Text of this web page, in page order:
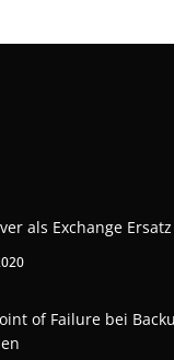
als Exchange Ersatz
of Failure bei